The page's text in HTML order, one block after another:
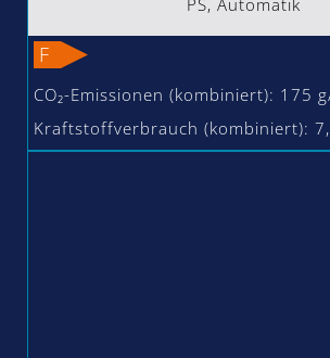
PS, Automatik
F
CO₂-Emissionen (kombiniert): 175
Kraftstoffverbrauch (kombiniert):